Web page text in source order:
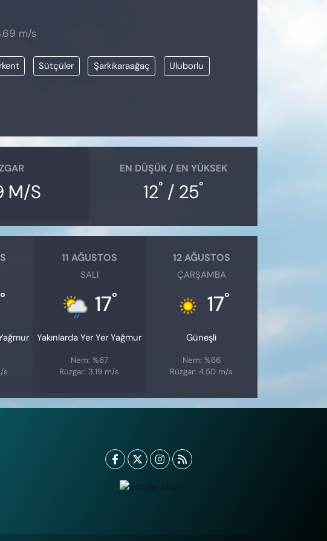
m/s
Sütçüler Şarkikaraağaç Uluborlu
M/S
EN DÜŞÜK / EN YÜKSEK
12° / 25°
°
s
11 AĞUSTOS
SALI
17°
Yakınlarda Yer Yer Yağmur
Nem: %67
Rüzgar: 3.19 m/s
12 AĞUSTOS
ÇARŞAMBA
17°
Güneşli
Nem: %66
Rüzgar: 4.50 m/s